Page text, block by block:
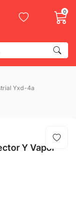
0
y más...
Yxd-4a
Y Vapor